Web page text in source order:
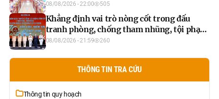
08/08/2026 - 22:00 505
Khẳng định vai trò nòng cốt trong đấu
tranh phòng, chống tham nhũng, tội phạm
kinh tế
08/08/2026 - 21:59 260
THÔNG TIN TRA CỨU
Thông tin quy hoạch